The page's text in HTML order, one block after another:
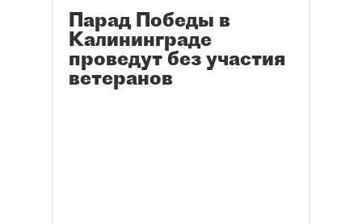
Парад Победы в
Калининграде
проведут без участия
ветеранов